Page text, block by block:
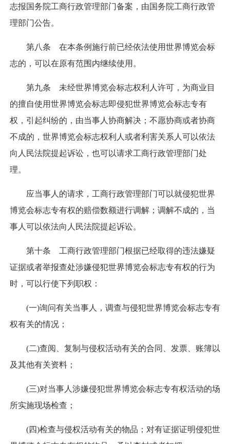
志报国务院工商行政管理部门备案，由国务院工商行政管
理部门公告。
第八条 在本条例施行前已经依法使用世界博览会标
志的，可以在原有范围内继续使用。
第九条 未经世界博览会标志权利人许可，为商业目
的擅自使用世界博览会标志即侵犯世界博览会标志专有
权，引起纠纷的，由当事人协商解决；不愿协商或者协商
不成的，世界博览会标志权利人或者利害关系人可以依法
向人民法院提起诉讼，也可以请求工商行政管理部门处
理。
应当事人的请求，工商行政管理部门可以就侵犯世界
博览会标志专有权的赔偿数额进行调解；调解不成的，当
事人可以依法向人民法院提起诉讼。
第十条 工商行政管理部门根据已经取得的违法嫌疑
证据或者举报查处涉嫌侵犯世界博览会标志专有权的行为
时，可以行使下列职权：
(一)询问有关当事人，调查与侵犯世界博览会标志专有
权有关的情况；
(二)查阅、复制与侵权活动有关的合同、发票、账簿以
及其他有关资料；
(三)对当事人涉嫌侵犯世界博览会标志专有权活动的场
所实施现场检查；
(四)检查与侵权活动有关的物品；对有证据证明侵犯世